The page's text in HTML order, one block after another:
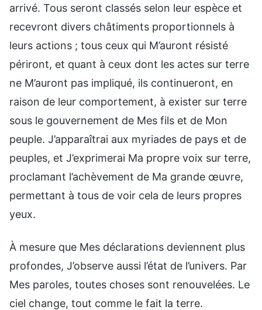
arrivé. Tous seront classés selon leur espèce et
recevront divers châtiments proportionnels à
leurs actions ; tous ceux qui M’auront résisté
périront, et quant à ceux dont les actes sur terre
ne M’auront pas impliqué, ils continueront, en
raison de leur comportement, à exister sur terre
sous le gouvernement de Mes fils et de Mon
peuple. J’apparaîtrai aux myriades de pays et de
peuples, et J’exprimerai Ma propre voix sur terre,
proclamant l’achèvement de Ma grande œuvre,
permettant à tous de voir cela de leurs propres
yeux.
À mesure que Mes déclarations deviennent plus
profondes, J’observe aussi l’état de l’univers. Par
Mes paroles, toutes choses sont renouvelées. Le
ciel change, tout comme le fait la terre.